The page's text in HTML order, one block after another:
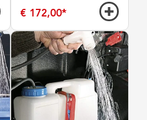
€ 172,00*